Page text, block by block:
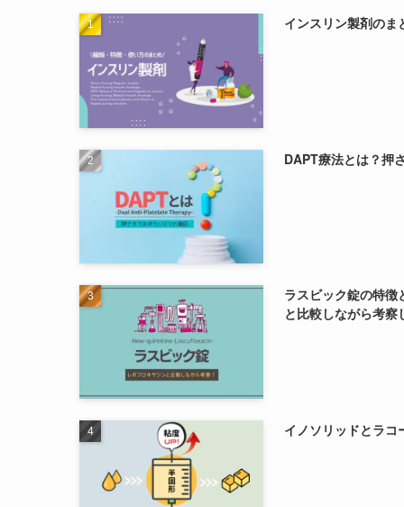
インスリン製剤のま
DAPT療法とは？押
ラスビック錠の特徴
と比較しながら考察
イノソリッドとラコ